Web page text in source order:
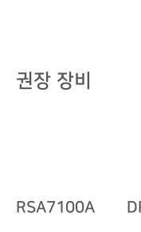
권장 장비
RSA7100A